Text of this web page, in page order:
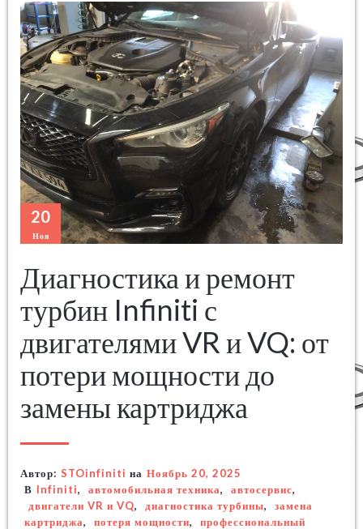
20
Ноя
Диагностика и ремонт
турбин Infiniti с
двигателями VR и VQ: от
потери мощности до
замены картриджа
Автор: STOinfiniti на Ноябрь 20, 2025
В Infiniti, автомобильная техника, автосервис,
двигатели VR и VQ, диагностика турбины,
замена
картриджа, потеря мощности,
профессиональный